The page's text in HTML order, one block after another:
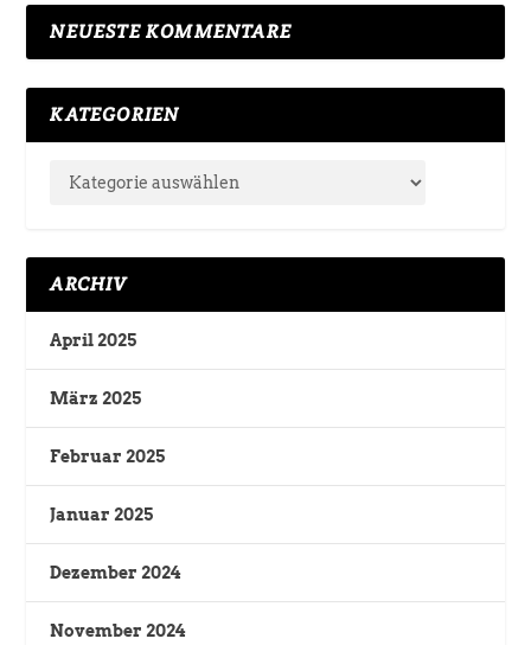
NEUESTE KOMMENTARE
KATEGORIEN
ARCHIV
April 2025
März 2025
Februar 2025
Januar 2025
Dezember 2024
November 2024